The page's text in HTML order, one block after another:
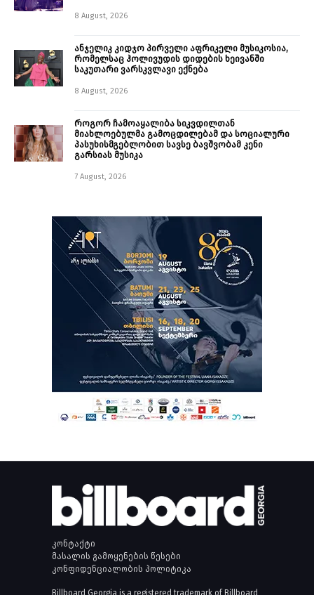
8 August, 2026
ანჯელიკ კიდჯო პირველი აფრიკელი მუსიკოსია,
რომელსაც ჰოლივუდის დიდების ხეივანში
საკუთარი ვარსკვლავი ექნება
8 August, 2026
როგორ ჩამოაყალიბა სიკვდილთან
მიახლოებულმა გამოცდილებამ და სოციალური
პასუხისმგებლობით სავსე ბავშვობამ კენი
გარსიას მუსიკა
7 August, 2026
კონტაქტი
მასალის გამოყენების წესები
კონფიდენციალობის პოლიტიკა
Billboard Georgia is a registered trademark of Billboard